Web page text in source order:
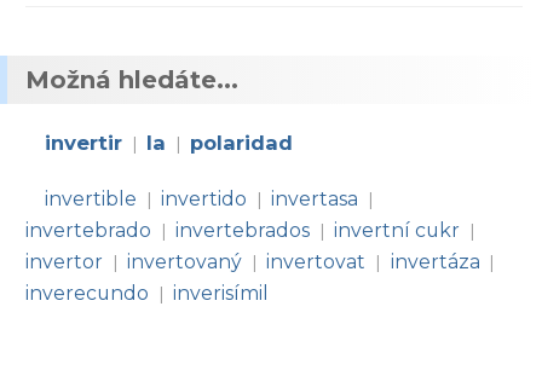
Možná hledáte...
invertir | la | polaridad
invertible | invertido | invertasa |
invertebrado | invertebrados | invertní cukr |
invertor | invertovaný | invertovat | invertáza |
inverecundo | inverisímil